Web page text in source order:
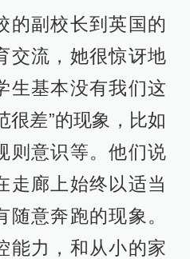
的副校长到英国的
交流，她很惊讶地
生基本没有我们这
很差”的现象，比如
则意识等。他们说
走廊上始终以适当
意奔跑的现象。
能力，和从小的家